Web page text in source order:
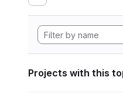
Projects with this